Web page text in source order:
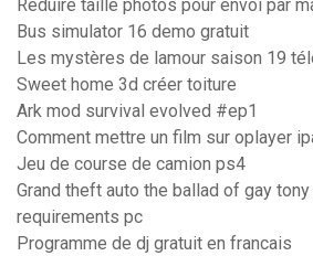
Reduire taille photos pour envoi par
Bus simulator 16 demo gratuit
Les mystères de lamour saison 19
Sweet home 3d créer toiture
Ark mod survival evolved #ep1
Comment mettre un film sur oplayer
Jeu de course de camion ps4
Grand theft auto the ballad of gay
requirements pc
Programme de dj gratuit en francais